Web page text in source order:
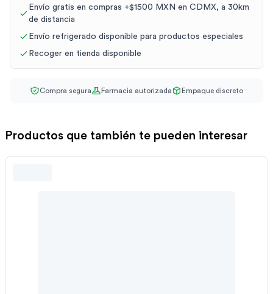
Envío gratis en compras +$1500 MXN en CDMX, a 30km
de distancia
Envío refrigerado disponible para productos especiales
Recoger en tienda disponible
Compra segura Farmacia autorizada Empaque discreto
Productos que también te pueden interesar